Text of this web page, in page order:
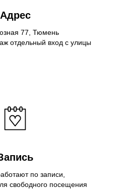
Адрес
77, Тюмень
отдельный вход с улицы
по записи,
свободного посещения